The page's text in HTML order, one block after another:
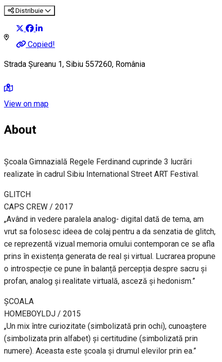
Distribuie
Copied!
Strada Șureanu 1, Sibiu 557260, România
View on map
About
Școala Gimnazială Regele Ferdinand cuprinde 3 lucrări
realizate în cadrul Sibiu International Street ART Festival.
GLITCH
CAPS CREW / 2017
„Având in vedere paralela analog- digital dată de tema, am
vrut sa folosesc ideea de colaj pentru a da senzatia de glitch,
ce reprezentă vizual memoria omului contemporan ce se afla
prins în existența generata de real și virtual. Lucrarea propune
o introspecție ce pune în balanță percepția despre sacru și
profan, analog și realitate virtuală, asceză și hedonism.”
ȘCOALA
HOMEBOYLDJ / 2015
„Un mix între curiozitate (simbolizată prin ochi), cunoaștere
(simbolizata prin alfabet) și certitudine (simbolizată prin
numere). Aceasta este școala și drumul elevilor prin ea.”